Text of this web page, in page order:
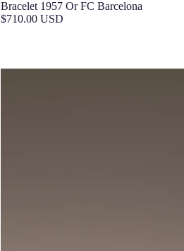
Bracelet 1957 Or FC Barcelona
$710.00 USD